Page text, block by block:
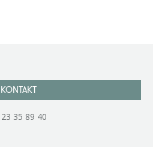
KONTAKT
35 89 40